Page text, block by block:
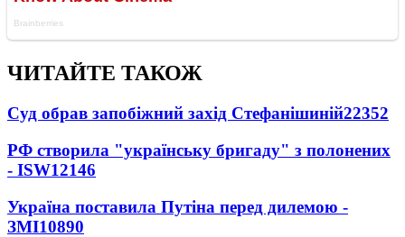
ЧИТАЙТЕ ТАКОЖ
Суд обрав запобіжний захід Стефанішиній22352
РФ створила "українську бригаду" з полонених
- ISW12146
Україна поставила Путіна перед дилемою -
ЗМІ10890